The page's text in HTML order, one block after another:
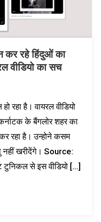
कर रहे हिंदुओं का
वीडियो का सच
रहा है। वायरल वीडियो
के बैंगलोर शहर का
रहा है। उन्होने कसम
खरीदेंगे। Source:
से इस वीडियो […]